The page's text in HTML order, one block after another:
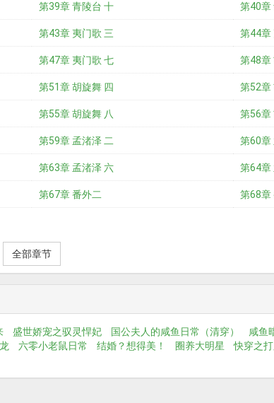
第39章 青陵台 十 第40章
第43章 夷门歌 三 第44章
第47章 夷门歌 七 第48章
第51章 胡旋舞 四 第52章
第55章 胡旋舞 八 第56章
第59章 孟渚泽 二 第60章
第63章 孟渚泽 六 第64章
第67章 番外二 第68章
全部章节
盛世娇宠之驭灵悍妃 国公夫人的咸鱼日常（清穿） 咸鱼
六零小老鼠日常 结婚？想得美！ 圈养大明星 快穿之